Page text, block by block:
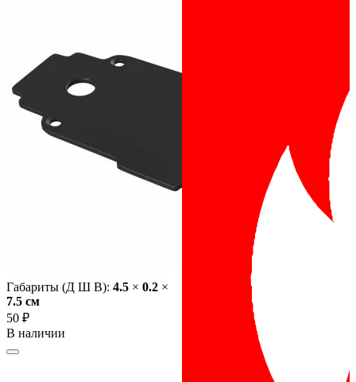
Габариты (Д Ш В): 4.5 × 0.2 ×
7.5 cм
50 ₽
В наличии